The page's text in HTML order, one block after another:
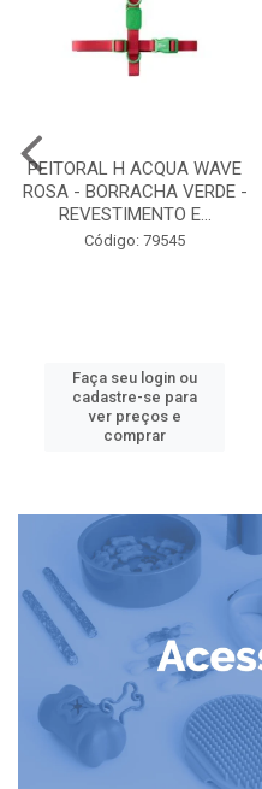
PEITORAL H ACQUA WAVE
ROSA - BORRACHA VERDE -
REVESTIMENTO E...
Código: 79545
Faça seu login ou
cadastre-se para
ver preços e
comprar